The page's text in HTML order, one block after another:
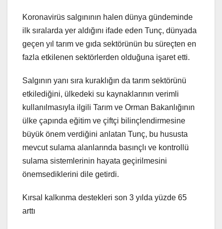
Koronavirüs salgınının halen dünya gündeminde
ilk sıralarda yer aldığını ifade eden Tunç, dünyada
geçen yıl tarım ve gıda sektörünün bu süreçten en
fazla etkilenen sektörlerden olduğuna işaret etti.
Salgının yanı sıra kuraklığın da tarım sektörünü
etkilediğini, ülkedeki su kaynaklarının verimli
kullanılmasıyla ilgili Tarım ve Orman Bakanlığının
ülke çapında eğitim ve çiftçi bilinçlendirmesine
büyük önem verdiğini anlatan Tunç, bu hususta
mevcut sulama alanlarında basınçlı ve kontrollü
sulama sistemlerinin hayata geçirilmesini
önemsediklerini dile getirdi.
Kırsal kalkınma destekleri son 3 yılda yüzde 65
arttı